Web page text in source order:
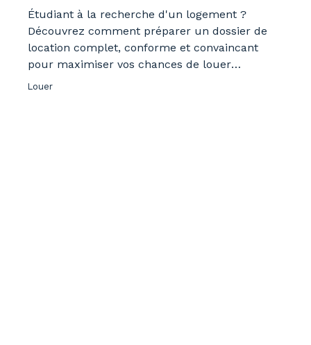
Étudiant à la recherche d'un logement ?
Découvrez comment préparer un dossier de
location complet, conforme et convaincant
pour maximiser vos chances de louer
rapidement.
Louer